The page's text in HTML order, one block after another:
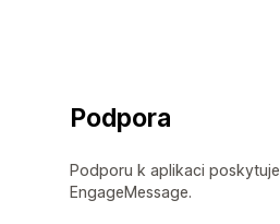
Podpora
Podporu k aplikaci poskytuje
EngageMessage.